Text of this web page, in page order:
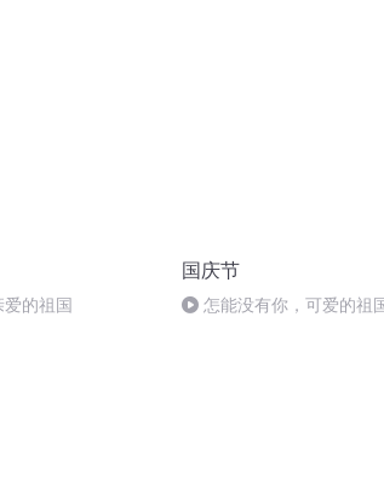
的祖国
国庆节
怎能没有你，可爱的祖